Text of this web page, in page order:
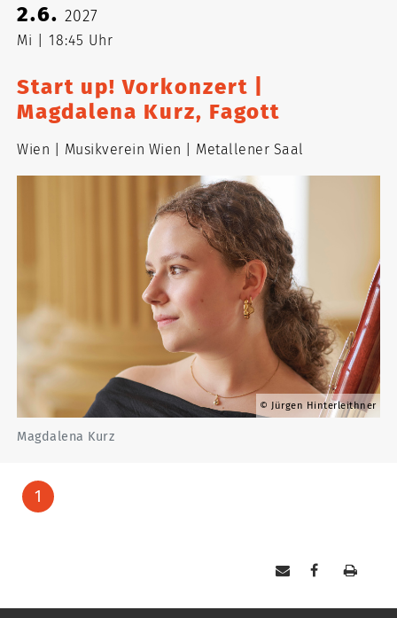
2.6.2027
Mi 18:45 Uhr
Start up! Vorkonzert |
Magdalena Kurz, Fagott
Wien Musikverein Wien Metallener Saal
Jürgen Hinterleithner
Magdalena Kurz
1